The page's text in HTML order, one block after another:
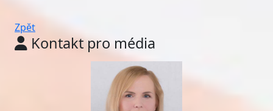
Zpět
Kontakt pro média